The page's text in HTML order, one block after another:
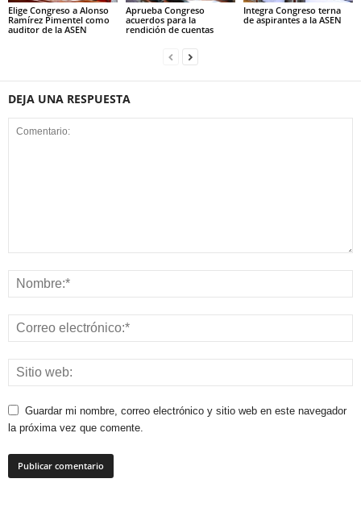
Elige Congreso a Alonso
Ramírez Pimentel como
auditor de la ASEN
Aprueba Congreso
acuerdos para la
rendición de cuentas
Integra Congreso terna
de aspirantes a la ASEN
DEJA UNA RESPUESTA
Guardar mi nombre, correo electrónico y sitio web en este navegador
la próxima vez que comente.